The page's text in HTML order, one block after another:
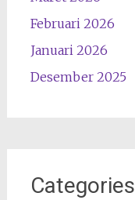
Februari 2026
Januari 2026
Desember 2025
Categories